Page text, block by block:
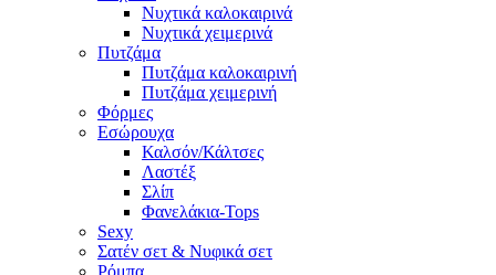
Νυχτικά καλοκαιρινά
Νυχτικά χειμερινά
Πυτζάμα
Πυτζάμα καλοκαιρινή
Πυτζάμα χειμερινή
Φόρμες
Εσώρουχα
Καλσόν/Κάλτσες
Λαστέξ
Σλίπ
Φανελάκια-Tops
Sexy
Σατέν σετ & Νυφικά σετ
Ρόμπα